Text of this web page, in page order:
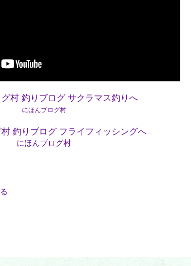
にほんブログ村
にほんブログ村